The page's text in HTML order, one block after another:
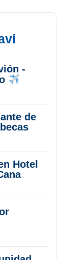
-
de
Hotel